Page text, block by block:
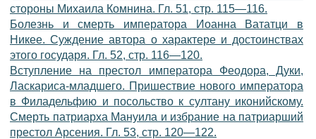
стороны Михаила Комнина. Гл. 51, стр. 115—116.
Болезнь и смерть императора Иоанна Вататци в
Никее. Суждение автора о характере и достоинствах
этого государя. Гл. 52, стр. 116—120.
Вступление на престол императора Феодора, Дуки,
Ласкариса-младшего. Пришествие нового императора
в Филадельфию и посольство к султану иконийскому.
Смерть патриарха Мануила и избрание на патриарший
престол Арсения. Гл. 53, стр. 120—122.